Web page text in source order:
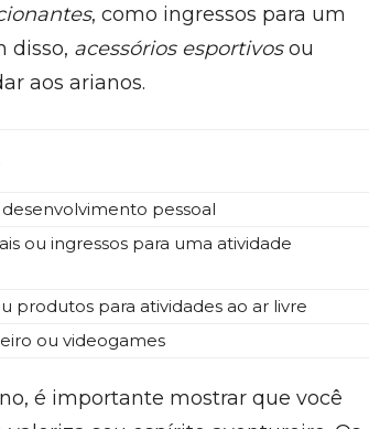
, como ingressos para um
disso, acessórios esportivosou
aos arianos.
pessoal
ou ingressos para uma atividade
produtos para atividades ao ar livre
ou videogames
é importante mostrar que você